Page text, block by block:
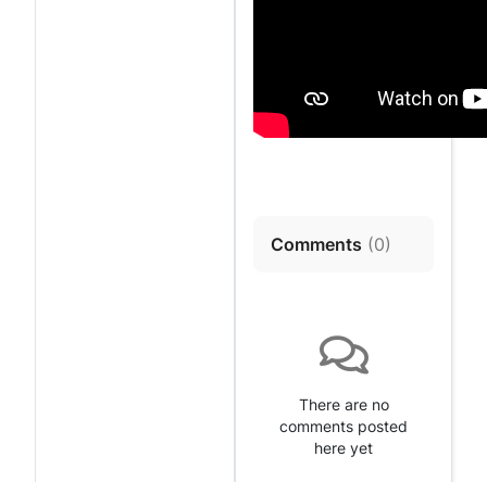
Comments (0)
There are no
comments posted
here yet